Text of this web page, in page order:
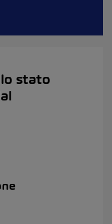
stato